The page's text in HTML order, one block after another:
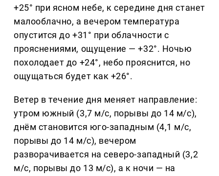
+25° при ясном небе, к середине дня станет
малооблачно, а вечером температура
опустится до +31° при облачности с
прояснениями, ощущение — +32°. Ночью
похолодает до +24°, небо прояснится, но
ощущаться будет как +26°.
Ветер в течение дня меняет направление:
утром южный (3,7 м/с, порывы до 14 м/с),
днём становится юго-западным (4,1 м/с,
порывы до 14 м/с), вечером
разворачивается на северо-западный (3,2
м/с, порывы до 13 м/с), а к ночи — на